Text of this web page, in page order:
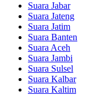
Suara Jabar
Suara Jateng
Suara Jatim
Suara Banten
Suara Aceh
Suara Jambi
Suara Sulsel
Suara Kalbar
Suara Kaltim